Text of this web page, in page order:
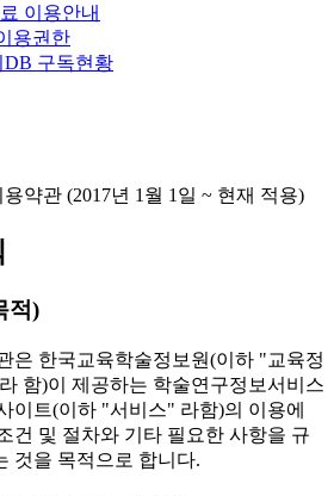
이용안내
용권한
구독현황
약관 (2017년 1월 1일 ~ 현재 적용)
적)
은 한국교육학술정보원(이하 "교육정
함)이 제공하는 학술연구정보서비스
이트(이하 "서비스" 라함)의 이용에
건 및 절차와 기타 필요한 사항을 규
것을 목적으로 합니다.